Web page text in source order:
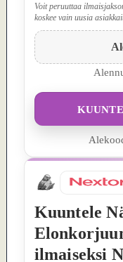
Voit peruuttaa
koskee vain uusia
Kuuntele
ilmaiseksi